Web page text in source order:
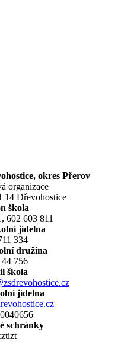
okres Přerov
organizace
14 Dřevohostice
škola
602 603 811
jídelna
334
družina
756
škola
jídelna
schránky